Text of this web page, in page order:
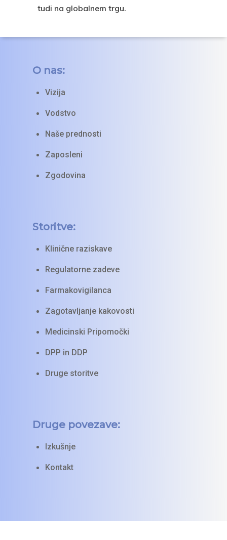
tudi na globalnem trgu.
O nas:
Vizija
Vodstvo
Naše prednosti
Zaposleni
Zgodovina
Storitve:
Klinične raziskave
Regulatorne zadeve
Farmakovigilanca
Zagotavljanje kakovosti
Medicinski Pripomočki
DPP in DDP
Druge storitve
Druge povezave:
Izkušnje
Kontakt
Vodstvo